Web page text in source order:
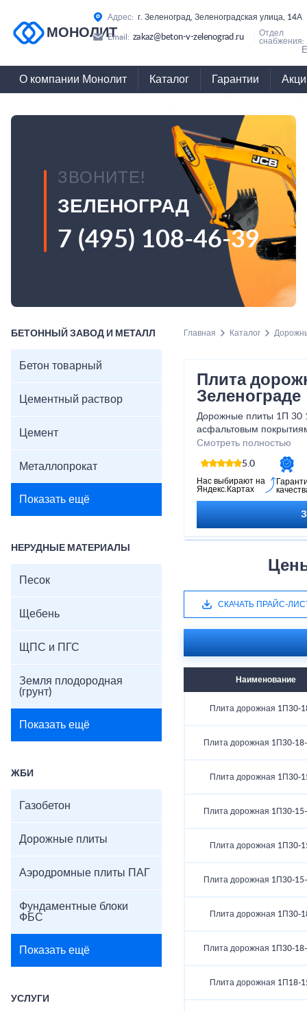
МОНОЛИТ
Адрес: г. Зеленоград, Зеленоградская улица, 14А
Email: zakaz@beton-v-zelenograd.ru
Отдел
снабжения:
О компании Монолит Каталог Гарантии
ЗВОНИТЕ!
ЗЕЛЕНОГРАД
7 (495) 108-46-39
БЕТОННЫЙ ЗАВОД И МЕТАЛЛ
Бетон товарный
Цементный раствор
Цемент
Металлопрокат
Показать ещё
НЕРУДНЫЕ МАТЕРИАЛЫ
Песок
Щебень
ЩПС и ПГС
Земля плодородная
(грунт)
Показать ещё
ЖБИ
Газобетон
Дорожные плиты
Аэродромные плиты ПАГ
Фундаментные блоки
ФБС
Показать ещё
УСЛУГИ
Главная Каталог
Плита
Зеленограде
Дорожные плиты 1П 30
асфальтовым
преимуществами.
дорожных плит 1П
плиты дорожные 1П от
решение для компаний
Смотреть полностью
5.0
Нас выбирают на
Яндекс.Картах
СКАЧАТЬ ПРАЙС-
Наименование
Плита дорожная 1П30-
Плита дорожная 1П30-
Плита дорожная 1П30-
Плита дорожная 1П30-
Плита дорожная 1П30-
Плита дорожная 1П30-
Плита дорожная 1П30-
Плита дорожная 1П30-
Плита дорожная 1П18-